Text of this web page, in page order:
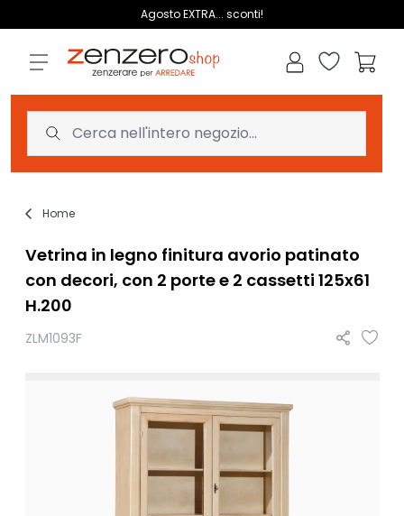
Agosto EXTRA... sconti!
Lista dei
Home
Vetrina in legno finitura avorio patinato
con decori, con 2 porte e 2 cassetti 125x61
H.200
ZLM1093F